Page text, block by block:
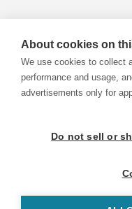
About cookies on
We use cookies to collect
performance and usage,
advertisements only for
Do not sell or